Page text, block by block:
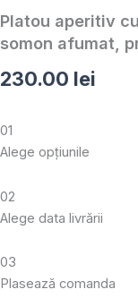
Platou aperitiv
somon afumat,
230.00 lei
01
Alege opțiunile
02
Alege data livrării
03
Plasează comanda